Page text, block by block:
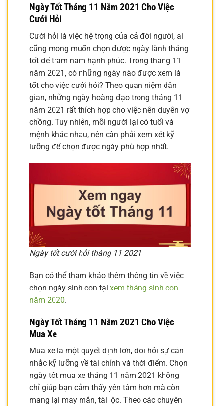
Ngày Tốt Tháng 11 Năm 2021 Cho Việc
Cưới Hỏi
Cưới hỏi là việc hệ trọng của cả đời người, ai
cũng mong muốn chọn được ngày lành tháng
tốt để trăm năm hạnh phúc. Trong tháng 11
năm 2021, có những ngày nào được xem là
tốt cho việc cưới hỏi? Theo quan niệm dân
gian, những ngày hoàng đạo trong tháng 11
năm 2021 rất thích hợp cho việc nên duyên vợ
chồng. Tuy nhiên, mỗi người lại có tuổi và
mệnh khác nhau, nên cần phải xem xét kỹ
lưỡng để chọn được ngày phù hợp nhất.
Ngày tốt cưới hỏi tháng 11 2021
Bạn có thể tham khảo thêm thông tin về việc
chọn ngày sinh con tại xem tháng sinh con
năm 2020.
Ngày Tốt Tháng 11 Năm 2021 Cho Việc
Mua Xe
Mua xe là một quyết định lớn, đòi hỏi sự cân
nhắc kỹ lưỡng về tài chính và thời điểm. Chọn
ngày tốt mua xe tháng 11 năm 2021 không
chỉ giúp bạn cảm thấy yên tâm hơn mà còn
mang lại may mắn, tài lộc. Theo các chuyên